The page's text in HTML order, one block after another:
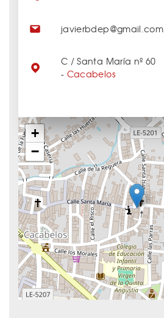
+
−
javierbdep@gmail.com
C / Santa María nº 60
- Cacabelos